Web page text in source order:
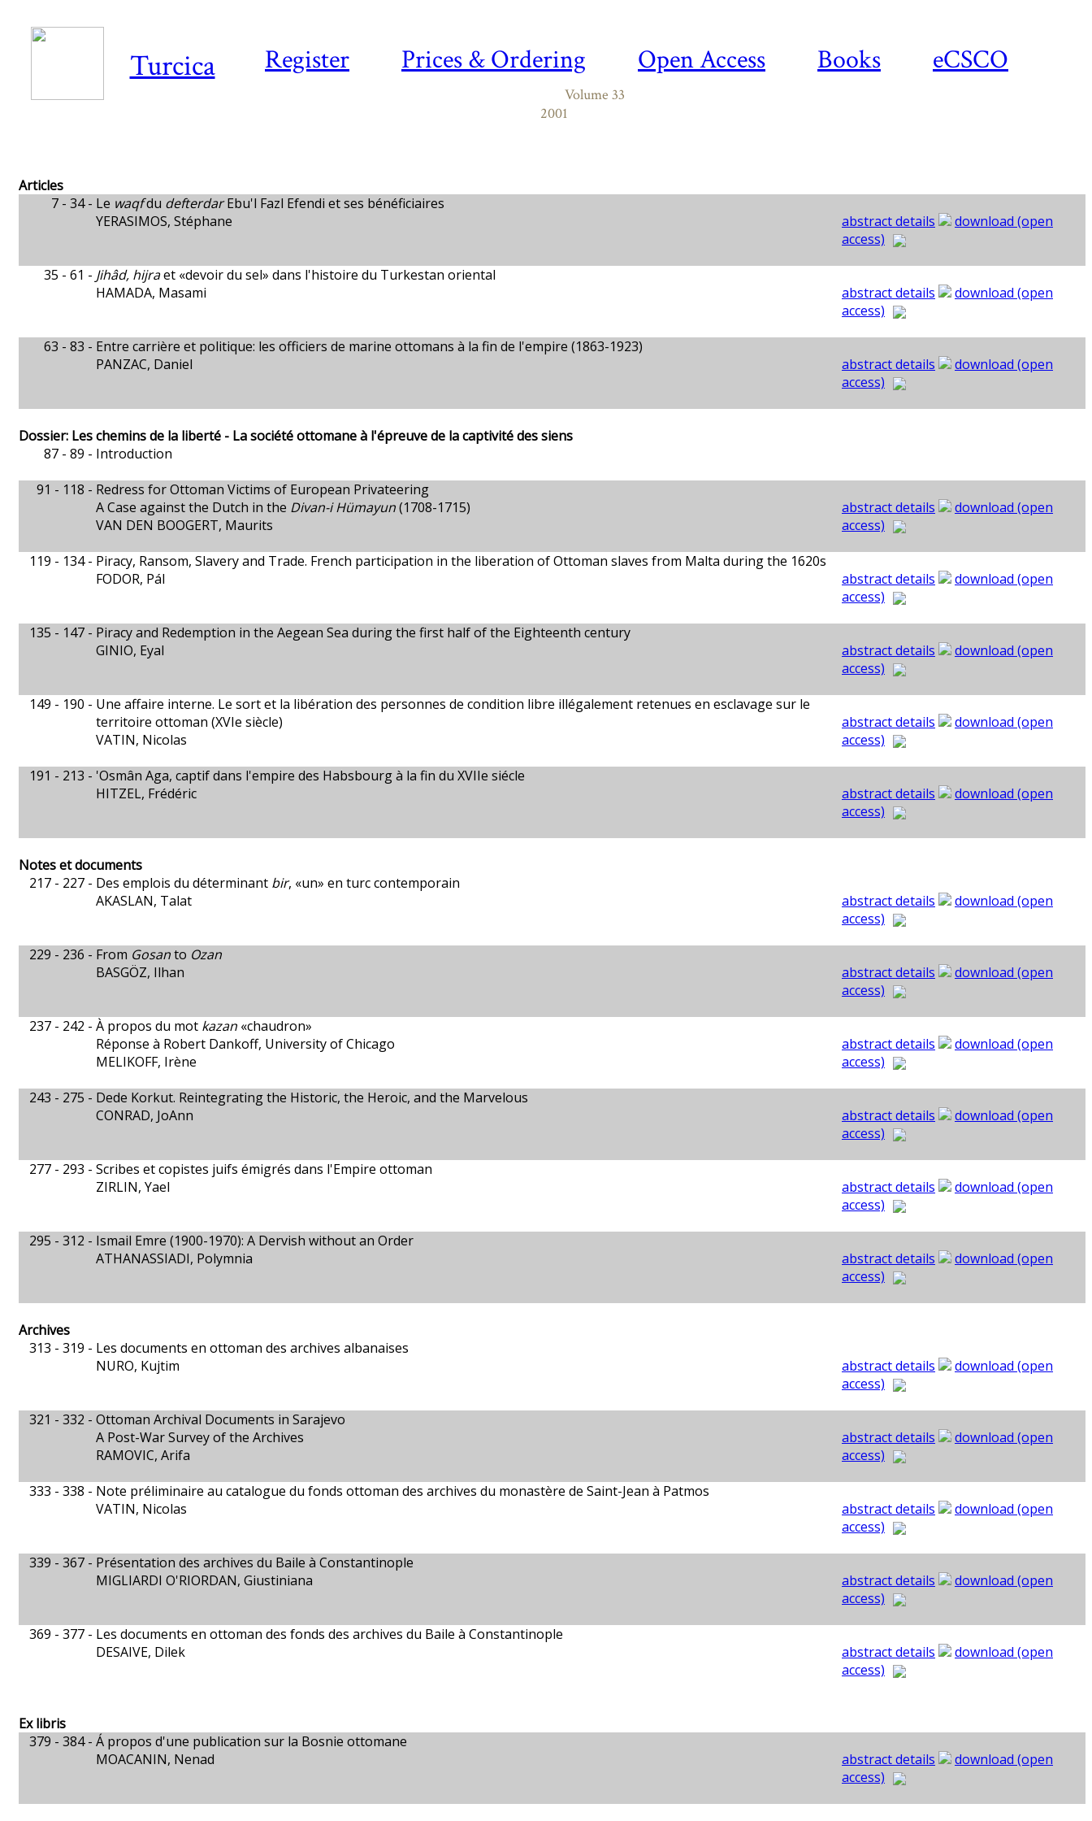
Register Prices & Ordering Open Access Books eCSCO
Turcica
Volume 33
2001
Articles
7 - 34 - Le waqfdu defterdarEbu'l Fazl Efendi et ses bénéficiaires
YERASIMOS, Stéphane
abstract details
download (open
access)
35 - 61 - Jihâd, hijraet «devoir du sel» dans l'histoire du Turkestan oriental
HAMADA, Masami
abstract details
download (open
access)
63 - 83 - Entre carrière et politique: les officiers de marine ottomans à la fin de l'empire (1863-1923)
PANZAC, Daniel
abstract details
download (open
access)
Dossier: Les chemins de la liberté - La société ottomane à l'épreuve de la captivité des siens
87 - 89 - Introduction
91 - 118 - Redress for Ottoman Victims of European Privateering
A Case against the Dutch in the Divan-i Hümayun(1708-1715)
VAN DEN BOOGERT, Maurits
abstract details
download (open
access)
119 - 134 - Piracy, Ransom, Slavery and Trade. French participation in the liberation of Ottoman slaves from Malta during the 1620s
FODOR, Pál
abstract details
download (open
access)
135 - 147 - Piracy and Redemption in the Aegean Sea during the first half of the Eighteenth century
GINIO, Eyal
abstract details
download (open
access)
149 - 190 - Une affaire interne. Le sort et la libération des personnes de condition libre illégalement retenues en esclavage sur le
territoire ottoman (XVIe siècle)
VATIN, Nicolas
abstract details
download (open
access)
191 - 213 - 'Osmân Aga, captif dans l'empire des Habsbourg à la fin du XVIIe siécle
HITZEL, Frédéric
abstract details
download (open
access)
Notes et documents
217 - 227 - Des emplois du déterminant bir, «un» en turc contemporain
AKASLAN, Talat
abstract details
download (open
access)
229 - 236 - From Gosanto Ozan
BASGÖZ, Ilhan
abstract details
download (open
access)
237 - 242 - À propos du mot kazan «chaudron»
Réponse à Robert Dankoff, University of Chicago
MELIKOFF, Irène
abstract details
download (open
access)
243 - 275 - Dede Korkut. Reintegrating the Historic, the Heroic, and the Marvelous
CONRAD, JoAnn
abstract details
download (open
access)
277 - 293 - Scribes et copistes juifs émigrés dans l'Empire ottoman
ZIRLIN, Yael
abstract details
download (open
access)
295 - 312 - Ismail Emre (1900-1970): A Dervish without an Order
ATHANASSIADI, Polymnia
abstract details
download (open
access)
Archives
313 - 319 - Les documents en ottoman des archives albanaises
NURO, Kujtim
abstract details
download (open
access)
321 - 332 - Ottoman Archival Documents in Sarajevo
A Post-War Survey of the Archives
RAMOVIC, Arifa
abstract details
download (open
access)
333 - 338 - Note préliminaire au catalogue du fonds ottoman des archives du monastère de Saint-Jean à Patmos
VATIN, Nicolas
abstract details
download (open
access)
339 - 367 - Présentation des archives du Baile à Constantinople
MIGLIARDI O'RIORDAN, Giustiniana
abstract details
download (open
access)
369 - 377 - Les documents en ottoman des fonds des archives du Baile à Constantinople
DESAIVE, Dilek
abstract details
download (open
access)
Ex libris
379 - 384 - Á propos d'une publication sur la Bosnie ottomane
MOACANIN, Nenad
abstract details
download (open
access)